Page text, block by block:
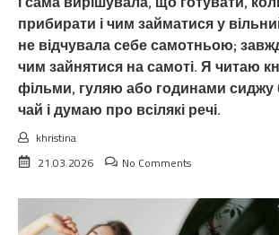
прибирати і чим займатися у
не відчувала себе самотньою;
чим зайнятися на самоті. Я читаю
фільми, гуляю або годинами сиджу
чай і думаю про всілякі речі.
khristina
21.03.2026
No Comments